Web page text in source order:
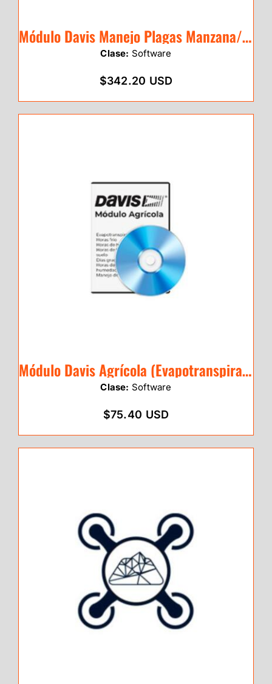
Módulo Davis Manejo Plagas Manzana/Pera
Clase: Software
$342.20 USD
Módulo Davis Agrícola (Evapotranspiración)
Clase: Software
$75.40 USD